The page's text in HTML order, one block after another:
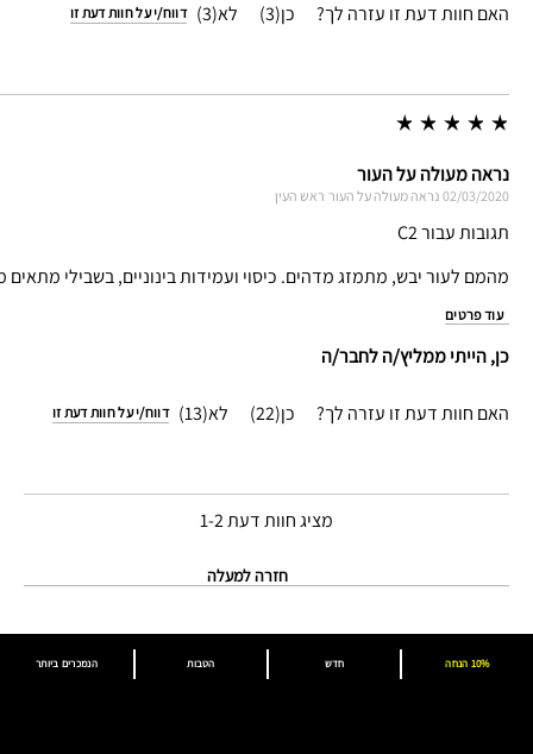
האם חוות דעת זו עזרה לך? 3
3 דווח/י על חוות דעת זו
נראה מעולה על העור
02/03/2020 נראה מעולה על העור ראש העין
תגובות עבור C2
מהמם לעור יבש, מתמזג מדהים. כיסוי ועמידות בינוניים, בשבילי מתאים
עוד פרטים
כן, הייתי ממליץ/ה לחבר/ה
האם חוות דעת זו עזרה לך? 22
13 דווח/י על חוות דעת זו
מציג חוות דעת1-2
חזרה למעלה
הנמכרים ביותר הטבות חדש 10% הנחה